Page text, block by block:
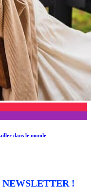
dans le monde
!